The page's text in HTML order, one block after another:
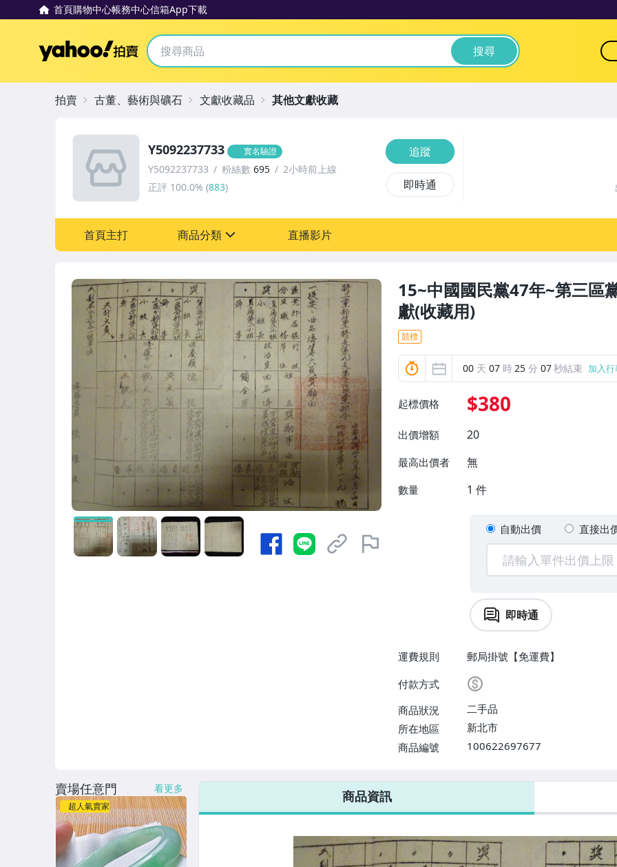
首頁購物中心帳務中心信箱App下載
Yahoo拍賣 搜尋
15~中國國民黨47年~第三區
獻(收藏用)
競標
00 天 07 時25 分 05秒結束 加入
起標價格 $380
出價增額 20
最高出價者 無
數量 1 件
自動出價 直接出
即時通
運費規則
郵局掛號【免運費】
付款方式
商品狀況
二手品
所在地區
新北市
商品編號
100622697677
Y5092237733 實名驗證
Y5092237733 粉絲數 695
2小時前上線
正評 100.0% (883)
追蹤
即時通
首頁主打 商品分類
玩具、模型與公仔
直播影片
拍賣 古董、藝術與礦石 文獻收藏品 其他文獻收藏
商品資訊
賣場任意門 看更多
超人氣賣家